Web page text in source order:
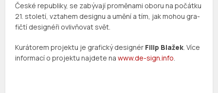
České republiky, se zabý­vají pro­mě­nami oboru na počátku
21. století, vzta­hem designu a umění a tím, jak mohou gra­
fičtí desig­néři ovliv­ňo­vat svět.
Kurátorem projektu je grafický designér Filip Blažek. Více
informací o projektu najdete nawww.de-sign.info.